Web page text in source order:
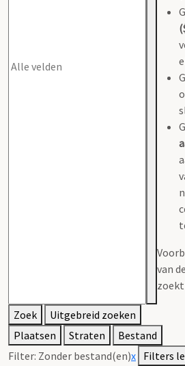
van
Zoek
Uitgebreid zoeken
Plaatsen
Straten
Bestand
Filter: Zonder bestand(en)x Filters